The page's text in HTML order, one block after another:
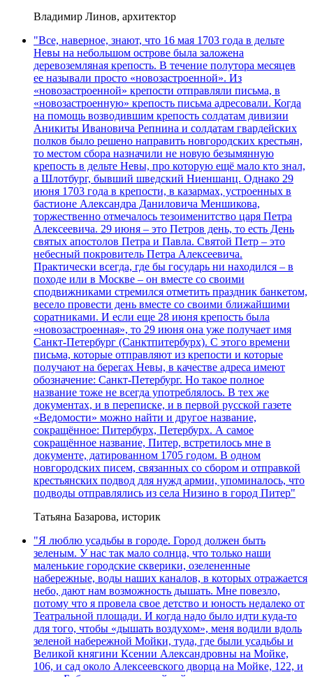
Владимир Линов, архитектор
"Все, наверное, знают, что 16 мая 1703 года в дельте
Невы на небольшом острове была заложена
деревоземляная крепость. В течение полутора месяцев
ее называли просто «новозастроенной». Из
«новозастроенной» крепости отправляли письма, в
«новозастроенную» крепость письма адресовали. Когда
на помощь возводившим крепость солдатам дивизии
Аникиты Ивановича Репнина и солдатам гвардейских
полков было решено направить новгородских крестьян,
то местом сбора назначили не новую безымянную
крепость в дельте Невы, про которую ещё мало кто знал,
а Шлотбург, бывший шведский Ниеншанц. Однако 29
июня 1703 года в крепости, в казармах, устроенных в
бастионе Александра Даниловича Меншикова,
торжественно отмечалось тезоименитство царя Петра
Алексеевича. 29 июня – это Петров день, то есть День
святых апостолов Петра и Павла. Святой Петр – это
небесный покровитель Петра Алексеевича.
Практически всегда, где бы государь ни находился – в
походе или в Москве – он вместе со своими
сподвижниками стремился отметить праздник банкетом,
весело провести день вместе со своими ближайшими
соратниками. И если еще 28 июня крепость была
«новозастроенная», то 29 июня она уже получает имя
Санкт-Петербург (Санктпитербурх). С этого времени
письма, которые отправляют из крепости и которые
получают на берегах Невы, в качестве адреса имеют
обозначение: Санкт-Петербург. Но такое полное
название тоже не всегда употреблялось. В тех же
документах, и в переписке, и в первой русской газете
«Ведомости» можно найти и другое название,
сокращённое: Питербурх, Петербурх. А самое
сокращённое название, Питер, встретилось мне в
документе, датированном 1705 годом. В одном
новгородских писем, связанных со сбором и отправкой
крестьянских подвод для нужд армии, упоминалось, что
подводы отправлялись из села Низино в город Питер"
Татьяна Базарова, историк
"Я люблю усадьбы в городе. Город должен быть
зеленым. У нас так мало солнца, что только наши
маленькие городские скверики, озелененные
набережные, воды наших каналов, в которых отражается
небо, дают нам возможность дышать. Мне повезло,
потому что я провела свое детство и юность недалеко от
Театральной площади. И когда надо было идти куда-то
для того, чтобы «дышать воздухом», меня водили вдоль
зеленой набережной Мойки, туда, где были усадьбы и
Великой княгини Ксении Александровны на Мойке,
106, и сад около Алексеевского дворца на Мойке, 122, и